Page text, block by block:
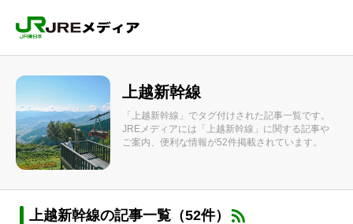
上越新幹線
「上越新幹線」でタグ付けされた記事一覧です。
JREメディアには「上越新幹線」に関する記事や
ご案内、便利な情報が52件掲載されています。
上越新幹線の記事一覧（52件）